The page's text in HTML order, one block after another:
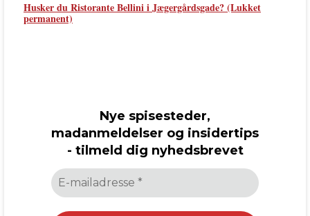
Husker du Ristorante Bellini i Jægergårdsgade? (Lukket
permanent)
Nye spisesteder,
madanmeldelser og insidertips
- tilmeld dig nyhedsbrevet